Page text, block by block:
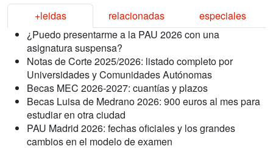
+leidas relacionadas
especiales
¿Puedo presentarme a la PAU 2026 con una
asignatura suspensa?
Notas de Corte 2025/2026: listado completo por
Universidades y Comunidades Autónomas
Becas MEC 2026-2027: cuantías y plazos
Becas Luisa de Medrano 2026: 900 euros al mes para
estudiar en otra ciudad
PAU Madrid 2026: fechas oficiales y los grandes
cambios en el modelo de examen